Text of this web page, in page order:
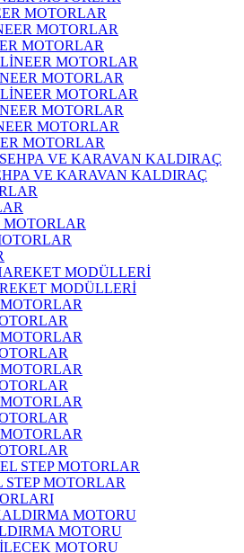
MOTORLAR
MOTORLAR
MOTORLAR
MOTORLAR
MOTORLAR
VE KARAVAN KALDIRAÇ
MODÜLLERİ
MOTORLAR
MOTORU